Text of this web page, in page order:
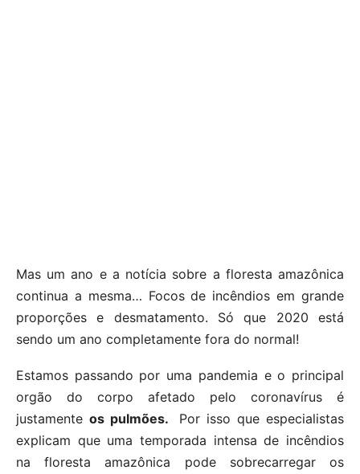
Mas um ano e a notícia sobre a floresta amazônica
continua a mesma… Focos de incêndios em grande
proporções e desmatamento. Só que 2020 está
sendo um ano completamente fora do normal!
Estamos passando por uma pandemia e o principal
orgão do corpo afetado pelo coronavírus é
justamente os pulmões. Por isso que especialistas
explicam que uma temporada intensa de incêndios
na floresta amazônica pode sobrecarregar os